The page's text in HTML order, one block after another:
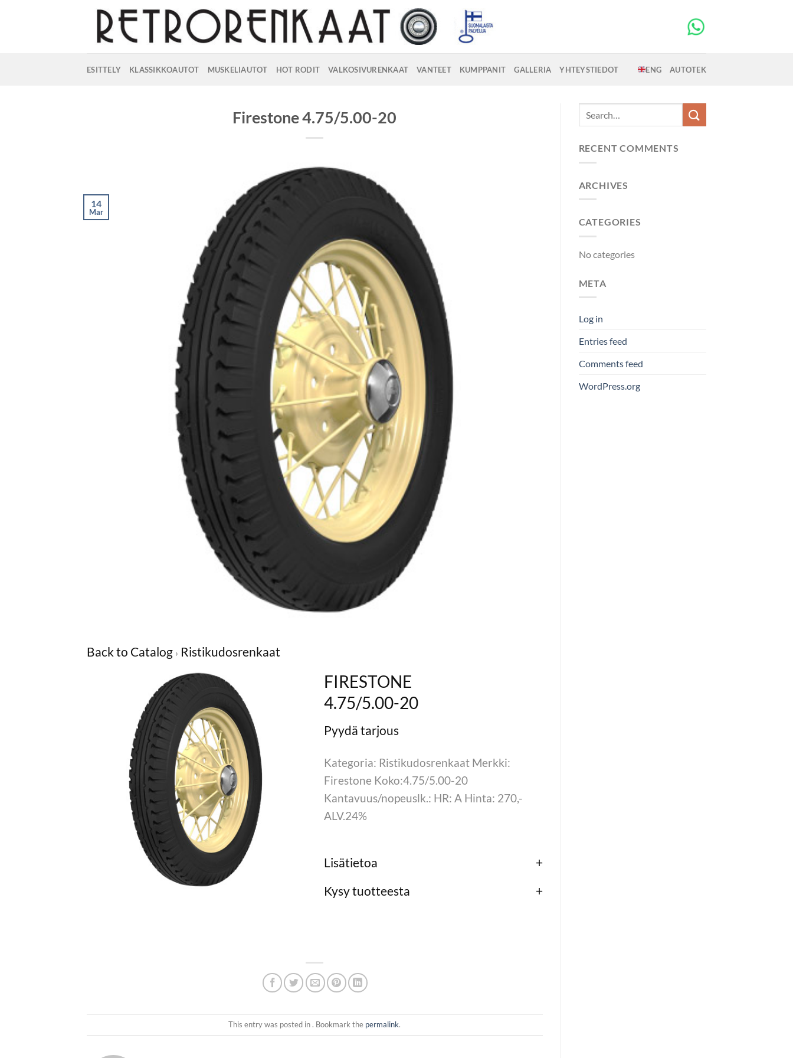
ESITTELY KLASSIKKOAUTOT MUSKELIAUTOT HOT RODIT VALKOSIVURENKAAT VANTEET KUMPPANIT GALLERIA YHTEYSTIEDOT ENG AUTOTEK
Firestone 4.75/5.00-20
14
Mar
Back to Catalog Ristikudosrenkaat
FIRESTONE
4.75/5.00-20
Kategoria: Ristikudosrenkaat Merkki:
Firestone Koko:4.75/5.00-20
Kantavuus/nopeuslk.: HR: A Hinta: 270,-
ALV.24%
Lisätietoa
Kysy tuotteesta
This entry was posted in . Bookmark the permalink.
RECENT COMMENTS
ARCHIVES
CATEGORIES
No categories
META
Log in
Entries feed
Comments feed
WordPress.org